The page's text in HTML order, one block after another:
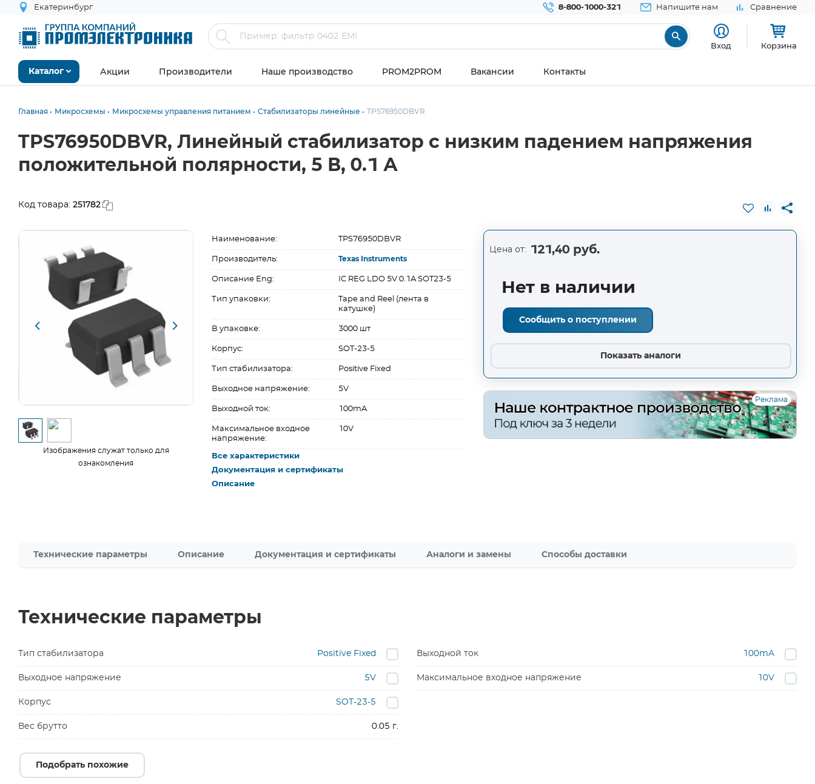
Екатеринбург 8-800-1000-321 Напишите нам Сравнение
Вход Корзина
Каталог Акции Производители Наше производство PROM2PROM Вакансии Контакты
Главная Микросхемы Микросхемы управления питанием Стабилизаторы линейные TPS76950DBVR
TPS76950DBVR, Линейный стабилизатор с низким падением напряжения
положительной полярности, 5 В, 0.1 А
Код товара: 251782
Изображения служат только для
ознакомления
Наименование: TPS76950DBVR
Производитель: Texas Instruments
Описание Eng: IC REG LDO 5V 0.1A SOT23-5
Тип упаковки:
Tape and Reel (лента в
катушке)
В упаковке: 3000 шт
Корпус: SOT-23-5
Тип стабилизатора: Positive Fixed
Выходное напряжение: 5V
Выходной ток: 100mA
Максимальное входное
напряжение:
10V
Все характеристики
Документация и сертификаты
Описание
Цена от: 121,40 руб.
Нет в наличии
Сообщить о поступлении
Показать аналоги
Реклама
Технические параметры Описание Документация и сертификаты Аналоги и замены Способы доставки
Технические параметры
Тип стабилизатора Positive Fixed
Выходное напряжение 5V
Выходной ток 100mA
Максимальное входное напряжение 10V
Корпус SOT-23-5
Вес брутто 0.05 г.
Подобрать похожие